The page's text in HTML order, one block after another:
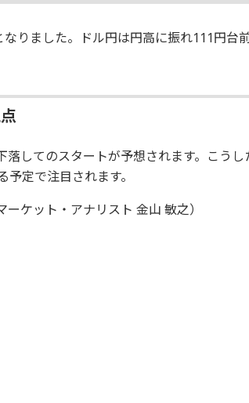
りました。ドル円は円高に振れ111円台
落してのスタートが予想されます。こう
定で注目されます。
ケット・アナリスト 金山 敏之）